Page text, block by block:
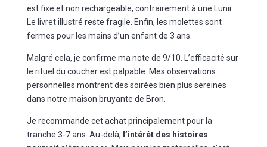
est fixe et non rechargeable, contrairement à une Lunii.
Le livret illustré reste fragile. Enfin, les molettes sont
fermes pour les mains d’un enfant de 3 ans.
Malgré cela, je confirme ma note de 9/10. L’efficacité sur
le rituel du coucher est palpable. Mes observations
personnelles montrent des soirées bien plus sereines
dans notre maison bruyante de Bron.
Je recommande cet achat principalement pour la
tranche 3-7 ans. Au-delà, l’intérêt des histoires